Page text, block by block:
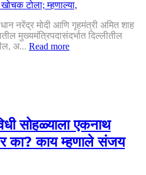
नरेंद्र मोदी आणि गृहमंत्री अमित शाह
मुख्यमंत्रिपदासंदर्भात दिल्लीतील
अ... Read more
सोहळ्याला एकनाथ
का? काय म्हणाले संजय